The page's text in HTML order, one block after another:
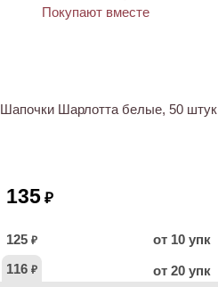
Шапочки Шарлотта белые, 50 штук
135 ₽
125 ₽
от 10 упк
116 ₽ от 20 упк